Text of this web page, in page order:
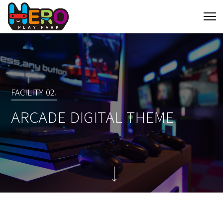
FACILITY 02.
ARCADE DIGITAL THEME